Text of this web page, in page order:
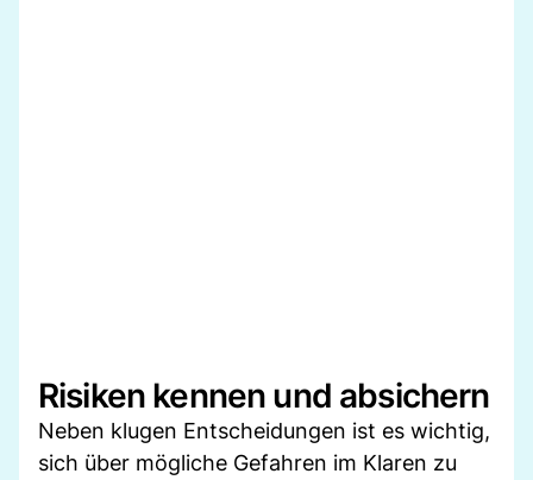
Risiken kennen und absichern
Neben klugen Entscheidungen ist es wichtig,
sich über mögliche Gefahren im Klaren zu